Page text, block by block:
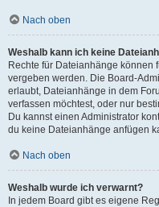
Nach oben
Weshalb kann ich keine
Rechte für Dateianhänge können
vergeben werden. Die Board-
erlaubt, Dateianhänge in dem
verfassen möchtest, oder nur
Du kannst einen Administrator
du keine Dateianhänge anfügen
Nach oben
Weshalb wurde ich verwarnt?
In jedem Board gibt es eigene